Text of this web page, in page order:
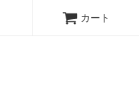
カート